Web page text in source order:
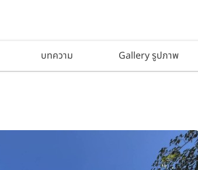
บทความ Gallery รูปภาพ